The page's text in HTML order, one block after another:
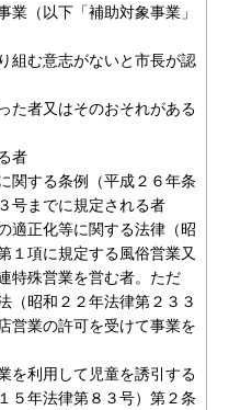
業（以下「補助対象事業」
組む意志がないと市長が認
た者又はそのおそれがある
者
関する条例（平成２６年条
号までに規定される者
適正化等に関する法律（昭
１項に規定する風俗営業又
特殊営業を営む者。ただ
（昭和２２年法律第２３３
営業の許可を受けて事業を
を利用して児童を誘引する
５年法律第８３号）第２条